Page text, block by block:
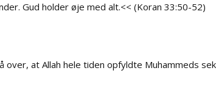
Gud holder øje med alt.<< (Koran 33:50-52)
over, at Allah hele tiden opfyldte Muhammeds